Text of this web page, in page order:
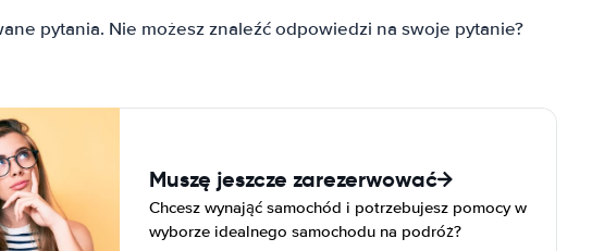
pytania. Nie możesz znaleźć odpowiedzi na swoje pytanie?
Muszę jeszcze zarezerwować
Chcesz wynająć samochód i potrzebujesz pomocy w
wyborze idealnego samochodu na podróż?